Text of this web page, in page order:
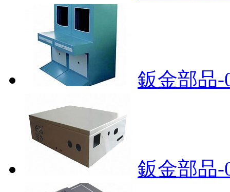
鈑金部品-
鈑金部品-